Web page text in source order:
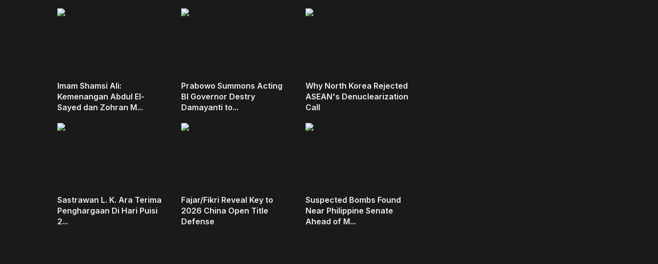
Imam Shamsi Ali:
Kemenangan Abdul El-
Sayed dan Zohran M...
Prabowo Summons Acting
BI Governor Destry
Damayanti to...
Why North Korea Rejected
ASEAN's Denuclearization
Call
Sastrawan L. K. Ara Terima
Penghargaan Di Hari Puisi
2...
Fajar/Fikri Reveal Key to
2026 China Open Title
Defense
Suspected Bombs Found
Near Philippine Senate
Ahead of M...